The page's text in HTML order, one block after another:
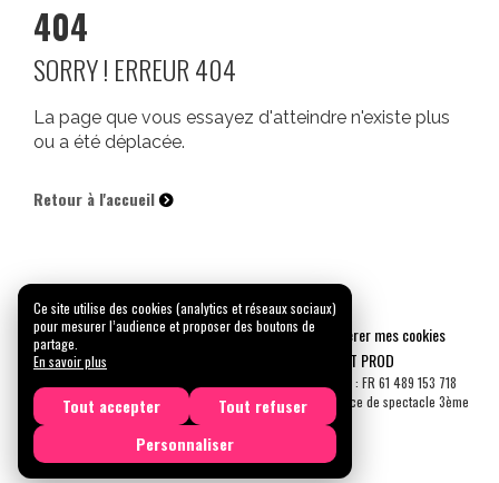
404
SORRY ! ERREUR 404
La page que vous essayez d'atteindre n'existe plus
ou a été déplacée.
Retour à l'accueil
Mentions légales Confidentialité
Gérer mes cookies
Tous droits réservés © 2026 |
CARREMENT PROD
N° SIRET : 489 153 718 00031 - APE : 9001 Z - N° TVA Int. : FR 61 489 153 718
Licence de spectacle 2ème catégorie N°2-1048153 - Licence de spectacle 3ème
catégorie N°3-1048152
Ce site utilise des cookies (analytics et réseaux sociaux)
pour mesurer l’audience et proposer des boutons de
partage.
En savoir plus
Tout accepter
Tout refuser
Personnaliser